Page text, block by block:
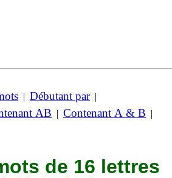
| Débutant par|
AB | Contenant A & B |
de 16 lettres